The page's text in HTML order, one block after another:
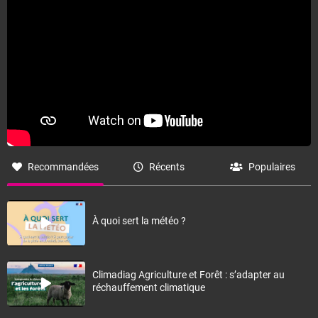
Recommandées Récents Populaires
À quoi sert la météo ?
Climadiag Agriculture et Forêt : s’adapter au
réchauffement climatique